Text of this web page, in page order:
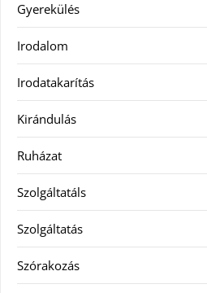
Gyerekülés
Irodalom
Irodatakarítás
Kirándulás
Ruházat
Szolgáltatáls
Szolgáltatás
Szórakozás